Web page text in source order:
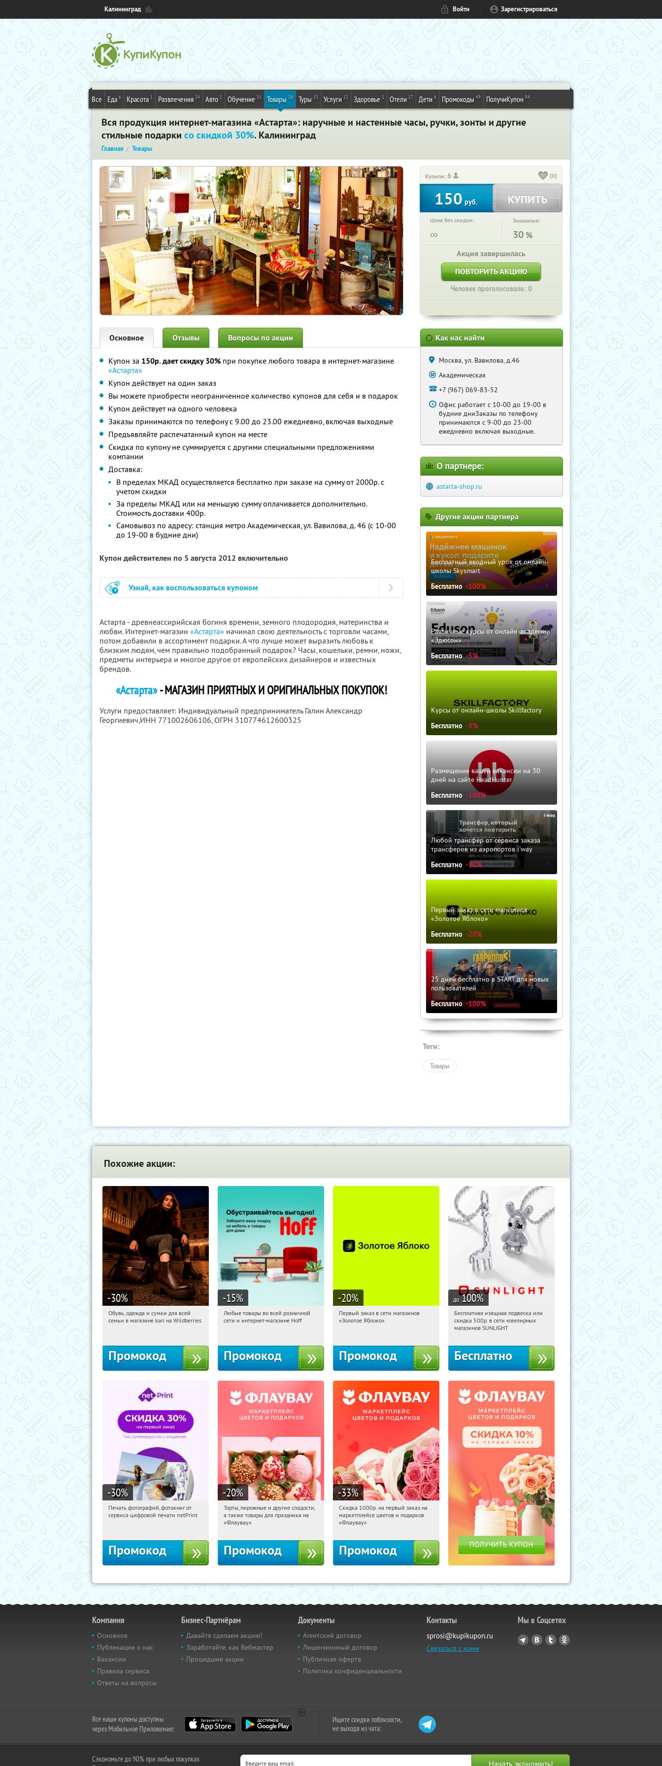
Калининград Войти Зарегистрироваться
Все Еда 6 Красота 1 Развлечения 24 Авто 1 Обучение 31 Товары 26 Туры 13 Услуги 12 Здоровье 1 Отели 17 Дети 6 Промокоды 49 ПолучиКупон 84
Вся продукция интернет-магазина «Астарта»: наручные и настенные часы, ручки, зонты и другие
стильные подарки со скидкой 30%. Калининград
Главная Товары
Купили: 6 (0)
150 руб. КУПИТЬ
Цена без скидки:
∞
Экономия:
30 %
Акция завершилась
ПОВТОРИТЬ АКЦИЮ
Человек проголосовало: 0
Основное Отзывы Вопросы по акции
Купон за 150р. дает скидку 30% при покупке любого товара в интернет-магазине
«Астарта»
Купон действует на один заказ
Вы можете приобрести неограниченное количество купонов для себя и в подарок
Купон действует на одного человека
Заказы принимаются по телефону с 9.00 до 23.00 ежедневно, включая выходные
Предъявляйте распечатанный купон на месте
Скидка по купону не суммируется с другими специальными предложениями
компании
Доставка:
В пределах МКАД осуществляется бесплатно при заказе на сумму от 2000р. с
учетом скидки
За пределы МКАД или на меньшую сумму оплачивается дополнительно.
Стоимость доставки 400р.
Самовывоз по адресу: станция метро Академическая, ул. Вавилова, д. 46 (с 10-00
до 19-00 в будние дни)
Купон действителен по 5 августа 2012 включительно
Узнай, как воспользоваться купоном
Астарта - древнеассирийская богиня времени, земного плодородия, материнства и
любви. Интернет-магазин «Астарта» начинал свою деятельность с торговли часами,
потом добавили в ассортимент подарки. А что лучше может выразить любовь к
близким людям, чем правильно подобранный подарок? Часы, кошельки, ремни, ножи,
предметы интерьера и многое другое от европейских дизайнеров и известных
брендов.
«Астарта»- МАГАЗИН ПРИЯТНЫХ И ОРИГИНАЛЬНЫХ ПОКУПОК!
Услуги предоставляет: Индивидуальный предприниматель Галин Александр
Георгиевич,ИНН 771002606106, ОГРН 310774612600325
Как нас найти
Москва, ул. Вавилова, д.46
Академическая
+7 (967) 069-83-52
Офис работает с 10-00 до 19-00 в
будние дниЗаказы по телефону
принимаются с 9-00 до 23-00
ежедневно включая выходные.
О партнере:
astarta-shop.ru
Другие акции партнера
Бесплатный вводный урок от онлайн-
школы Skysmart
Бесплатно -100%
Различные курсы от онлайн-академии
«Эдюсон»
Бесплатно -5%
Курсы от онлайн-школы Skillfactory
Бесплатно -5%
Размещение вашей вакансии на 30
дней на сайте HeadHunter
Бесплатно -100%
Любой трансфер от сервиса заказа
трансферов из аэропортов i'way
Бесплатно -10%
Первый заказ в сети магазинов
«Золотое Яблоко»
Бесплатно -20%
25 дней бесплатно в START для новых
пользователей
Бесплатно -100%
Теги:
Товары
Похожие акции:
-30%
12:37:32 Получили:
Обувь, одежда и сумки для всей
семьи в магазине kari на Wildberries
Промокод
-15%
12:37:32 Получили:
Любые товары во всей розничной
сети и интернет-магазине Hoff
Промокод
-20%
12:37:32
Получи первым!
Первый заказ в сети магазинов
«Золотое Яблоко»
Промокод
до 100%
12:37:32 Получили:
Россия
Бесплатная изящная подвеска или
скидка 500р. в сети ювелирных
магазинов SUNLIGHT
Бесплатно
-30%
12:37:32 Получили:
Печать фотографий, фотокниг от
сервиса цифровой печати netPrint
Промокод
-20%
12:37:32 Получили:
Россия
Торты, пирожные и другие сладости,
а также товары для праздника на
«Флаувау»
Промокод
-33%
12:37:32 Получили:
Россия
Скидка 1000р. на первый заказ на
маркетплейсе цветов и подарков
«Флаувау»
Промокод
Компания
Основное
Публикации о нас
Вакансии
Правила сервиса
Ответы на вопросы
Бизнес-Партнёрам
Давайте сделаем акцию!
Заработайте, как Вебмастер
Прошедшие акции
Документы
Агентский договор
Лицензионный договор
Публичная оферта
Политика конфиденциальности
Контакты
sprosi@kupikupon.ru
Связаться с нами
Мы в Соцсетях
Все наши купоны доступны
через Мобильное Приложение:
Ищите скидки поблизости,
не выходя из чата:
Сэкономьте до 90% при любых покупках